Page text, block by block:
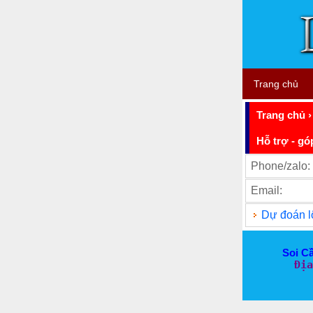
Trang chủ
Trang chủ
Hỗ trợ -
Phone/zalo:
Email:
Dự đoán
Soi